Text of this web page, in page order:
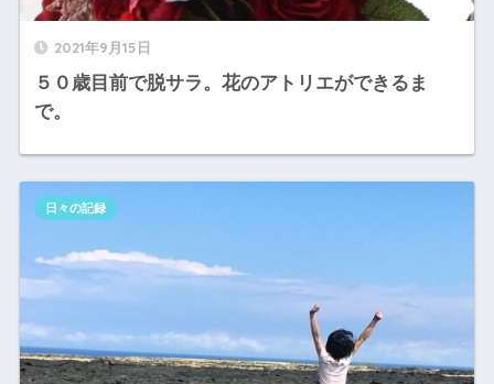
2021年9月15日
５０歳目前で脱サラ。花のアトリエができるま
で。
日々の記録